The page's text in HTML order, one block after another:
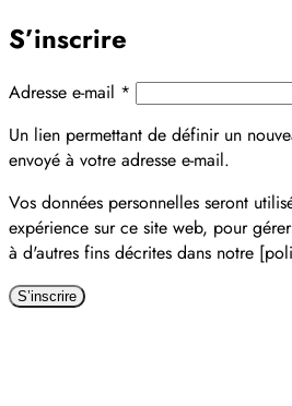
S’inscrire
Adresse e-mail * Obligatoire
Un lien permettant de définir un
envoyé à votre adresse e-mail.
Vos données personnelles seront
expérience sur ce site web, pour
à d'autres fins décrites dans notre
S’inscrire